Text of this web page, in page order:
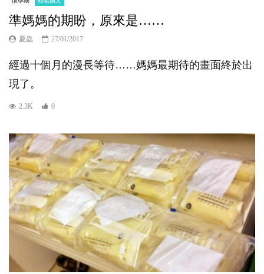
準媽媽的期盼，原來是……
夏蟲 27/01/2017
經過十個月的漫長等待……媽媽最期待的畫面終於出
現了。
2.3K 0